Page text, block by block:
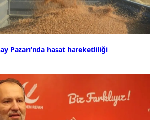
Pazarı’nda hasat hareketliliği